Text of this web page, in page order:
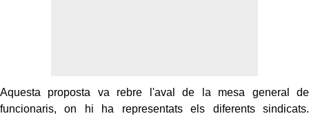
Aquesta proposta va rebre l'aval de la mesa general de
funcionaris, on hi ha representats els diferents sindicats.